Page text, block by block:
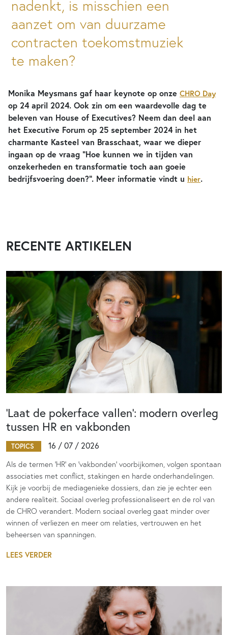
nadenkt, is misschien een
aanzet om van duurzame
contracten toekomstmuziek
te maken?
Monika Meysmans gaf haar keynote op onze CHRO Day
op 24 april 2024. Ook zin om een waardevolle dag te
beleven van House of Executives? Neem dan deel aan
het Executive Forum op 25 september 2024 in het
charmante Kasteel van Brasschaat, waar we dieper
ingaan op de vraag “Hoe kunnen we in tijden van
onzekerheden en transformatie toch aan goeie
bedrijfsvoering doen?”. Meer informatie vindt u hier.
RECENTE ARTIKELEN
‘Laat de pokerface vallen’: modern overleg
tussen HR en vakbonden
TOPICS 16 / 07 / 2026
Als de termen 'HR' en 'vakbonden' voorbijkomen, volgen spontaan
associaties met conflict, stakingen en harde onderhandelingen.
Kijk je voorbij de mediagenieke dossiers, dan zie je echter een
andere realiteit. Sociaal overleg professionaliseert en de rol van
de CHRO verandert. Modern sociaal overleg gaat minder over
winnen of verliezen en meer om relaties, vertrouwen en het
beheersen van spanningen.
LEES VERDER